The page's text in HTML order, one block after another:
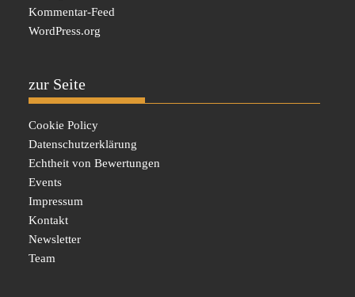
Kommentar-Feed
WordPress.org
zur Seite
Cookie Policy
Datenschutzerklärung
Echtheit von Bewertungen
Events
Impressum
Kontakt
Newsletter
Team